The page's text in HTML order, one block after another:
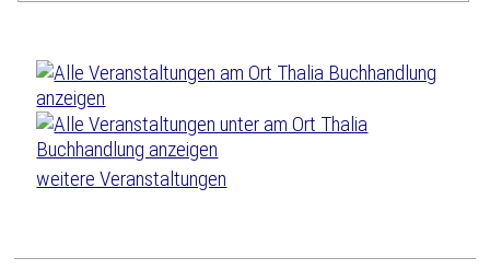
weitere Veranstaltungen